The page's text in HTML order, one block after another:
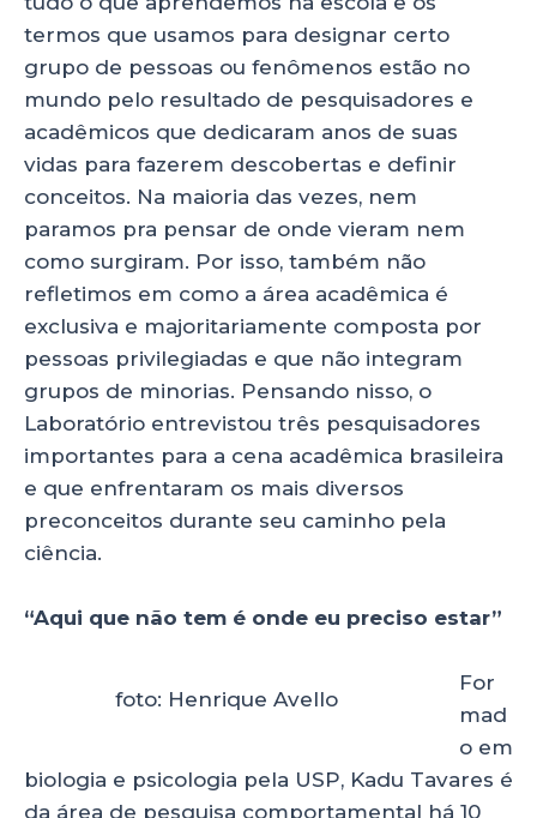
k
termos que usamos para designar certo
grupo de pessoas ou fenômenos estão no
mundo pelo resultado de pesquisadores e
acadêmicos que dedicaram anos de suas
vidas para fazerem descobertas e definir
conceitos. Na maioria das vezes, nem
paramos pra pensar de onde vieram nem
como surgiram. Por isso, também não
refletimos em como a área acadêmica é
exclusiva e majoritariamente composta por
pessoas privilegiadas e que não integram
grupos de minorias. Pensando nisso, o
Laboratório entrevistou três pesquisadores
importantes para a cena acadêmica brasileira
e que enfrentaram os mais diversos
preconceitos durante seu caminho pela
ciência.
“Aqui que não tem é onde eu preciso estar”
foto: Henrique Avello
For
mad
o em
biologia e psicologia pela USP, Kadu Tavares é
da área de pesquisa comportamental há 10